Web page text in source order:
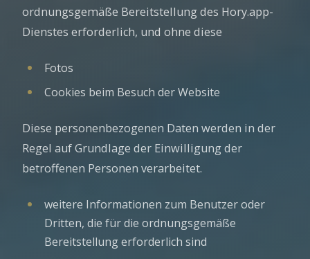
ordnungsgemäße Bereitstellung des Hory.app-
Dienstes erforderlich, und ohne diese
Fotos
Cookies beim Besuch der Website
Diese personenbezogenen Daten werden in der
Regel auf Grundlage der Einwilligung der
betroffenen Personen verarbeitet.
weitere Informationen zum Benutzer oder
Dritten, die für die ordnungsgemäße
Bereitstellung erforderlich sind